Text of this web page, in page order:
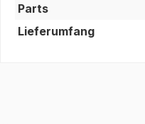
Parts
Lieferumfang